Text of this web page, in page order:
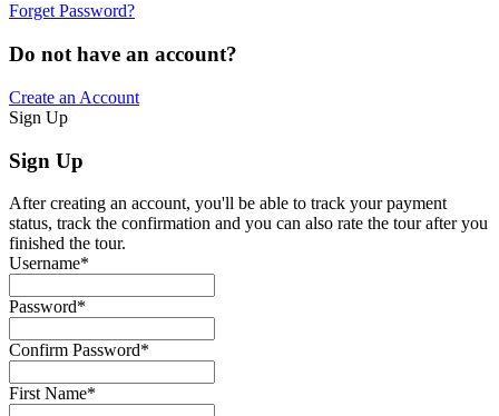
Forget Password?
Do not have an account?
Create an Account
Sign Up
Sign Up
After creating an account, you'll be able to track your payment
status, track the confirmation and you can also rate the tour after you
finished the tour.
Username*
Password*
Confirm Password*
First Name*